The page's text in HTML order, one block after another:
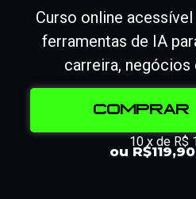
Curso online
ferramentas de IA
carreira, negócios
COMPRAR
10 x de R$
ou